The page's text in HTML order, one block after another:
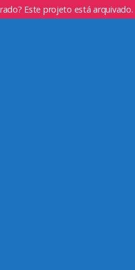
Este projeto está